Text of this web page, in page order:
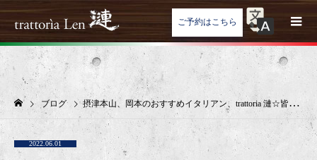
ご予約はこちら
ブログ 摂津本山、岡本のおすすめイタリアン、trattoria 漣☆皆さんに、朗報！！！ お得にtrattoria漣の美味しいイタリアンを楽しんでもらえる３大特典をご紹介♪
2022.06.01